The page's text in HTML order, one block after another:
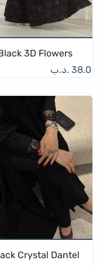
3D Flowers
38.0 .د.ب
Crystal Dantel